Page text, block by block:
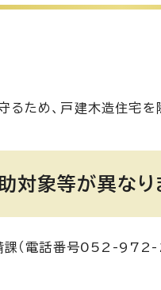
ため、戸建木造住宅を
対象等が異なり
課（電話番号052-972-